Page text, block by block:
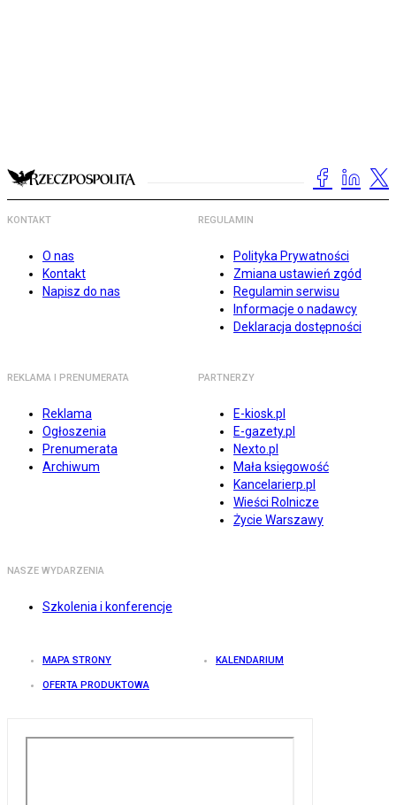
KONTAKT
O nas
Kontakt
Napisz do nas
REGULAMIN
Polityka Prywatności
Zmiana ustawień zgód
Regulamin serwisu
Informacje o nadawcy
Deklaracja dostępności
REKLAMA I PRENUMERATA
Reklama
Ogłoszenia
Prenumerata
Archiwum
PARTNERZY
E-kiosk.pl
E-gazety.pl
Nexto.pl
Mała księgowość
Kancelarierp.pl
Wieści Rolnicze
Życie Warszawy
NASZE WYDARZENIA
Szkolenia i konferencje
MAPA STRONY KALENDARIUM
OFERTA PRODUKTOWA